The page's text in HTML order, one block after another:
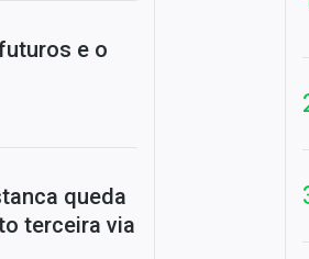
e o
queda
terceira via